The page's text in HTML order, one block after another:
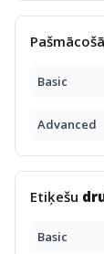
Pašmācošā
Basic
Advanced
Etiķešu
Basic